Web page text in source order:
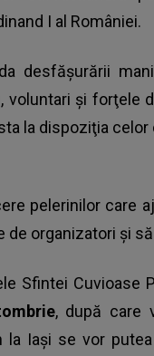
I al României.
desfăşurării
voluntari şi forţele
la dispoziţia
pelerinilor care
de organizatori şi
Sfintei Cuvioase
, după care
la Iaşi se vor